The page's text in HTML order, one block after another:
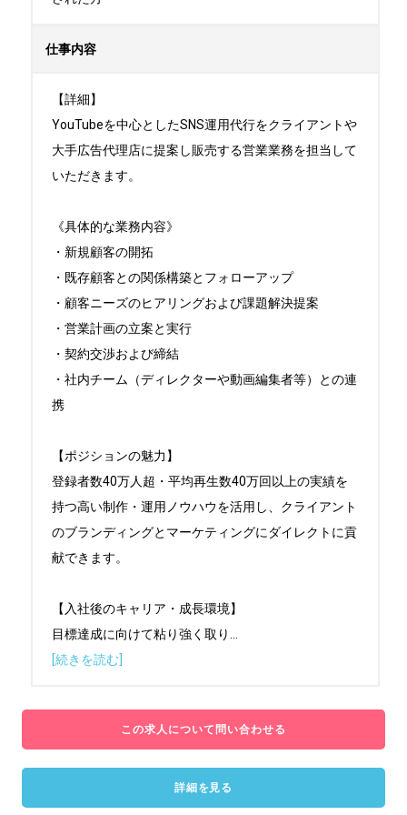
仕事内容
【詳細】
YouTubeを中心としたSNS運用代行をクライアントや
大手広告代理店に提案し販売する営業業務を担当して
いただきます。
《具体的な業務内容》
・新規顧客の開拓
・既存顧客との関係構築とフォローアップ
・顧客ニーズのヒアリングおよび課題解決提案
・営業計画の立案と実行
・契約交渉および締結
・社内チーム（ディレクターや動画編集者等）との連
携
【ポジションの魅力】
登録者数40万人超・平均再生数40万回以上の実績を
持つ高い制作・運用ノウハウを活用し、クライアント
のブランディングとマーケティングにダイレクトに貢
献できます。
【入社後のキャリア・成長環境】
目標達成に向けて粘り強く取り
[続きを読む]
この求人について問い合わせる
詳細を見る